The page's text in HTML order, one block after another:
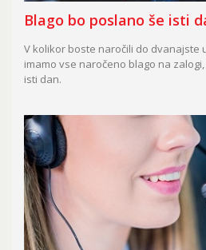
Blago bo poslano še isti
V kolikor boste naročili do dvanajste
imamo vse naročeno blago na
isti dan.